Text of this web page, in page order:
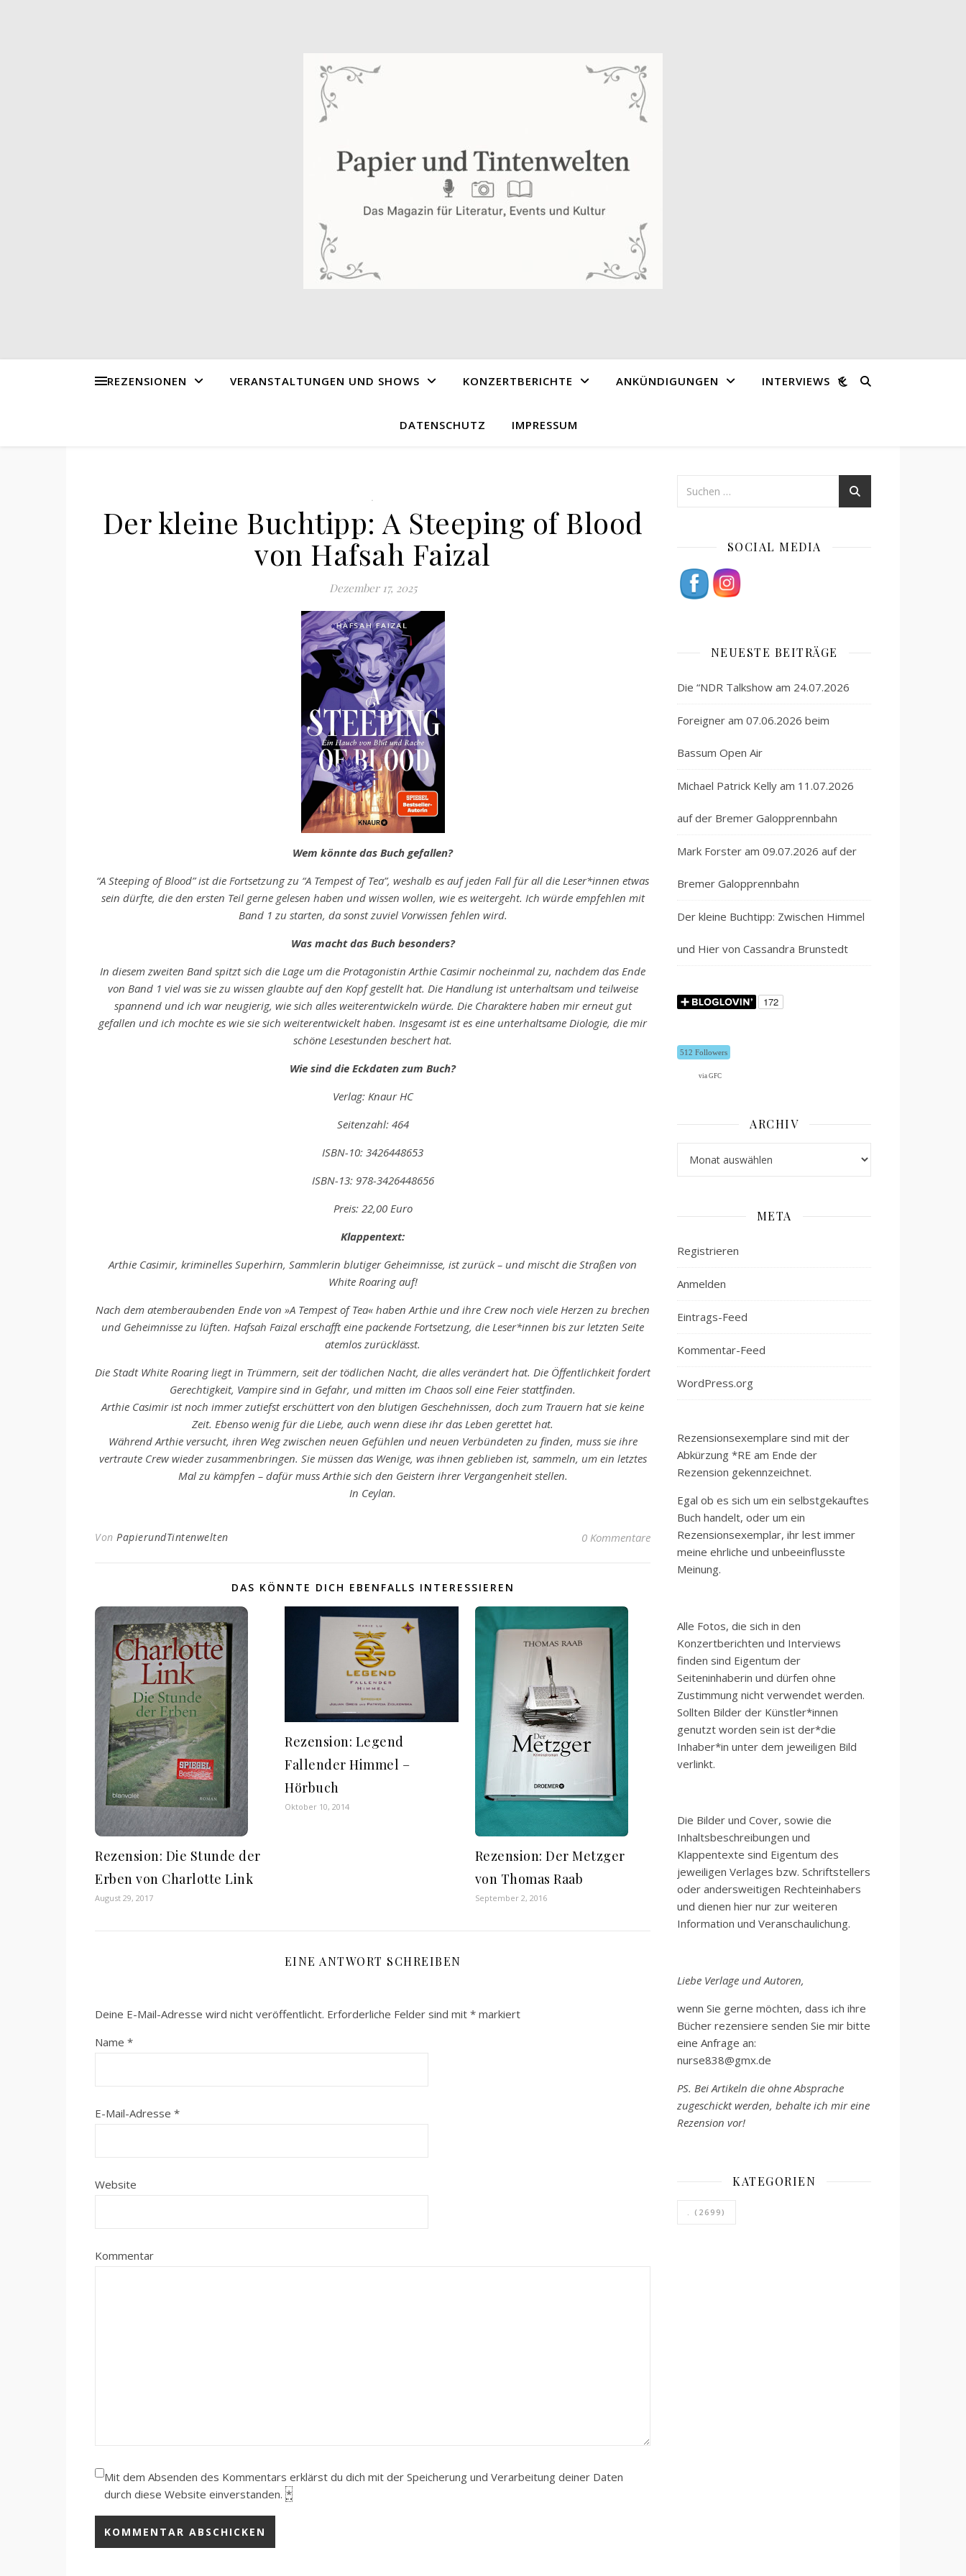
REZENSIONEN VERANSTALTUNGEN UND SHOWS KONZERTBERICHTE ANKÜNDIGUNGEN INTERVIEWS
DATENSCHUTZ IMPRESSUM
.
Der kleine Buchtipp: A Steeping of Blood
von Hafsah Faizal
Dezember 17, 2025
Wem könnte das Buch gefallen?
“A Steeping of Blood” ist die Fortsetzung zu “A Tempest of Tea”, weshalb es auf jeden Fall für all die Leser*innen etwas
sein dürfte, die den ersten Teil gerne gelesen haben und wissen wollen, wie es weitergeht. Ich würde empfehlen mit
Band 1 zu starten, da sonst zuviel Vorwissen fehlen wird.
Was macht das Buch besonders?
In diesem zweiten Band spitzt sich die Lage um die Protagonistin Arthie Casimir nocheinmal zu, nachdem das Ende
von Band 1 viel was sie zu wissen glaubte auf den Kopf gestellt hat. Die Handlung ist unterhaltsam und teilweise
spannend und ich war neugierig, wie sich alles weiterentwickeln würde. Die Charaktere haben mir erneut gut
gefallen und ich mochte es wie sie sich weiterentwickelt haben. Insgesamt ist es eine unterhaltsame Diologie, die mir
schöne Lesestunden beschert hat.
Wie sind die Eckdaten zum Buch?
Verlag: Knaur HC
Seitenzahl: 464
ISBN-10: ‎3426448653
ISBN-13: 978-3426448656
Preis: 22,00 Euro
Klappentext:
Arthie Casimir, kriminelles Superhirn, Sammlerin blutiger Geheimnisse, ist zurück – und mischt die Straßen von
White Roaring auf!
Nach dem atemberaubenden Ende von »A Tempest of Tea« haben Arthie und ihre Crew noch viele Herzen zu brechen
und Geheimnisse zu lüften. Hafsah Faizal erschafft eine packende Fortsetzung, die Leser*innen bis zur letzten Seite
atemlos zurücklässt.
Die Stadt White Roaring liegt in Trümmern, seit der tödlichen Nacht, die alles verändert hat. Die Öffentlichkeit fordert
Gerechtigkeit, Vampire sind in Gefahr, und mitten im Chaos soll eine Feier stattfinden.
Arthie Casimir ist noch immer zutiefst erschüttert von den blutigen Geschehnissen, doch zum Trauern hat sie keine
Zeit. Ebenso wenig für die Liebe, auch wenn diese ihr das Leben gerettet hat.
Während Arthie versucht, ihren Weg zwischen neuen Gefühlen und neuen Verbündeten zu finden, muss sie ihre
vertraute Crew wieder zusammenbringen. Sie müssen das Wenige, was ihnen geblieben ist, sammeln, um ein letztes
Mal zu kämpfen – dafür muss Arthie sich den Geistern ihrer Vergangenheit stellen.
In Ceylan.
Von PapierundTintenwelten 0 Kommentare
DAS KÖNNTE DICH EBENFALLS INTERESSIEREN
Rezension: Die Stunde der
Erben von Charlotte Link
August 29, 2017
Rezension: Legend
Fallender Himmel –
Hörbuch
Oktober 10, 2014
Rezension: Der Metzger
von Thomas Raab
September 2, 2016
EINE ANTWORT SCHREIBEN
Deine E-Mail-Adresse wird nicht veröffentlicht. Erforderliche Felder sind mit * markiert
Name *
E-Mail-Adresse *
Website
Kommentar
Mit dem Absenden des Kommentars erklärst du dich mit der Speicherung und Verarbeitung deiner Daten
durch diese Website einverstanden. *
SOCIAL MEDIA
NEUESTE BEITRÄGE
Die “NDR Talkshow am 24.07.2026
Foreigner am 07.06.2026 beim
Bassum Open Air
Michael Patrick Kelly am 11.07.2026
auf der Bremer Galopprennbahn
Mark Forster am 09.07.2026 auf der
Bremer Galopprennbahn
Der kleine Buchtipp: Zwischen Himmel
und Hier von Cassandra Brunstedt
512 Followers
via GFC
ARCHIV
META
Registrieren
Anmelden
Eintrags-Feed
Kommentar-Feed
WordPress.org
Rezensionsexemplare sind mit der
Abkürzung *RE am Ende der
Rezension gekennzeichnet.
Egal ob es sich um ein selbstgekauftes
Buch handelt, oder um ein
Rezensionsexemplar, ihr lest immer
meine ehrliche und unbeeinflusste
Meinung.
Alle Fotos, die sich in den
Konzertberichten und Interviews
finden sind Eigentum der
Seiteninhaberin und dürfen ohne
Zustimmung nicht verwendet werden.
Sollten Bilder der Künstler*innen
genutzt worden sein ist der*die
Inhaber*in unter dem jeweiligen Bild
verlinkt.
Die Bilder und Cover, sowie die
Inhaltsbeschreibungen und
Klappentexte sind Eigentum des
jeweiligen Verlages bzw. Schriftstellers
oder andersweitigen Rechteinhabers
und dienen hier nur zur weiteren
Information und Veranschaulichung.
Liebe Verlage und Autoren,
wenn Sie gerne möchten, dass ich ihre
Bücher rezensiere senden Sie mir bitte
eine Anfrage an:
nurse838@gmx.de
PS. Bei Artikeln die ohne Absprache
zugeschickt werden, behalte ich mir eine
Rezension vor!
KATEGORIEN
. (2699)